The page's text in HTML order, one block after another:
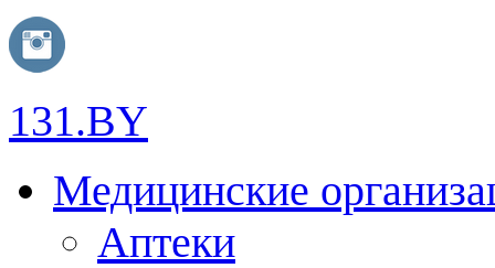
131.BY
Медицинские
Аптеки